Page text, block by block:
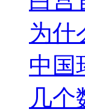
为什
中国
几个